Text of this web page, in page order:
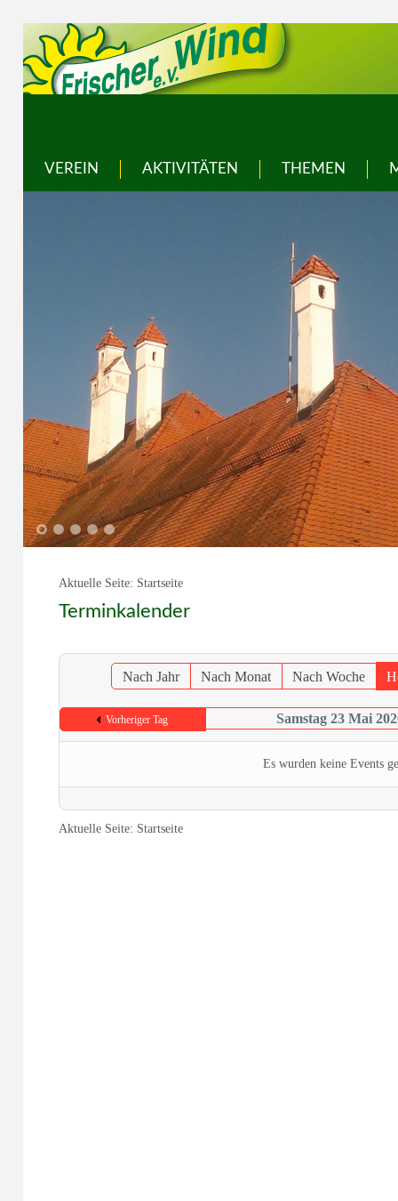
VEREIN AKTIVITÄTEN THEMEN
1 2 3 4 5
Aktuelle Seite: Startseite
Terminkalender
Nach Jahr Nach Monat Nach Woche
Vorheriger Tag Samstag 23 Mai
Es wurden keine Events
Aktuelle Seite: Startseite